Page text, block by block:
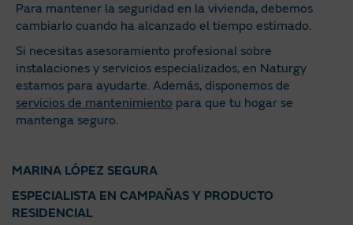
Para mantener la seguridad en la vivienda, debemos
cambiarlo cuando ha alcanzado el tiempo estimado.
Si necesitas asesoramiento profesional sobre
instalaciones y servicios especializados, en Naturgy
estamos para ayudarte. Además, disponemos de
servicios de mantenimiento para que tu hogar se
mantenga seguro.
MARINA LÓPEZ SEGURA
ESPECIALISTA EN CAMPAÑAS Y PRODUCTO
RESIDENCIAL